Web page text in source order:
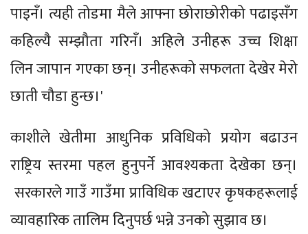
पाइनँ। त्यही तोडमा मैले आफ्ना छोराछोरीको पढाइसँग
कहिल्यै सम्झौता गरिनँ। अहिले उनीहरू उच्च शिक्षा
लिन जापान गएका छन्। उनीहरूको सफलता देखेर मेरो
छाती चौडा हुन्छ।'
काशीले खेतीमा आधुनिक प्रविधिको प्रयोग बढाउन
राष्ट्रिय स्तरमा पहल हुनुपर्ने आवश्यकता देखेका छन्।
सरकारले गाउँ गाउँमा प्राविधिक खटाएर कृषकहरूलाई
व्यावहारिक तालिम दिनुपर्छ भन्ने उनको सुझाव छ।